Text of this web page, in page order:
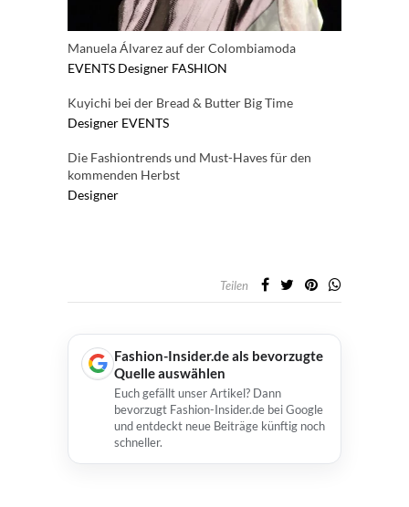
Manuela Álvarez auf der Colombiamoda
EVENTS Designer FASHION
Kuyichi bei der Bread & Butter Big Time
Designer EVENTS
Die Fashiontrends und Must-Haves für den
kommenden Herbst
Designer
Teilen
Fashion-Insider.de als bevorzugte
Quelle auswählen
Euch gefällt unser Artikel? Dann
bevorzugt Fashion-Insider.de bei Google
und entdeckt neue Beiträge künftig noch
schneller.